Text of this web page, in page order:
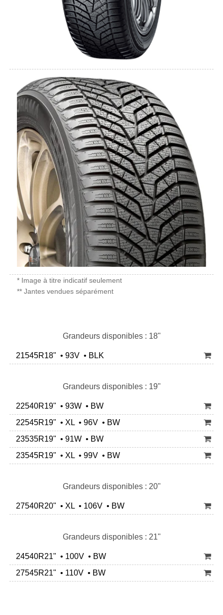
* Image à titre indicatif seulement
** Jantes vendues séparément
Grandeurs disponibles : 18"
21545R18" • 93V • BLK
Grandeurs disponibles : 19"
22540R19" • 93W • BW
22545R19" • XL • 96V • BW
23535R19" • 91W • BW
23545R19" • XL • 99V • BW
Grandeurs disponibles : 20"
27540R20" • XL • 106V • BW
Grandeurs disponibles : 21"
24540R21" • 100V • BW
27545R21" • 110V • BW